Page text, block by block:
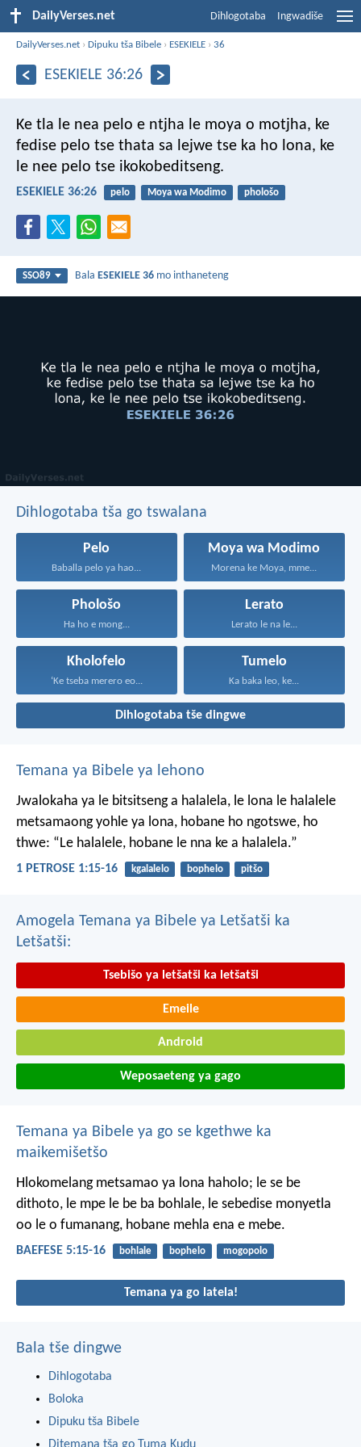
DailyVerses.net Dihlogotaba Ingwadiše
DailyVerses.net ›Dipuku tša Bibele › ESEKIELE ›36
ESEKIELE 36:26
Ke tla le nea pelo e ntjha le moya o motjha, ke
fedise pelo tse thata sa lejwe tse ka ho lona, ke
le nee pelo tse ikokobeditseng.
ESEKIELE 36:26 pelo Moya wa Modimo phološo
SSO89 BalaESEKIELE 36 mo inthaneteng
Dihlogotaba tša go tswalana
Pelo
Baballa pelo ya hao...
Moya wa Modimo
Morena ke Moya, mme...
Phološo
Ha ho e mong...
Lerato
Lerato le na le...
Kholofelo
‘Ke tseba merero eo...
Tumelo
Ka baka leo, ke...
Dihlogotaba tše dingwe
Temana ya Bibele ya lehono
Jwalokaha ya le bitsitseng a halalela, le lona le halalele
metsamaong yohle ya lona, hobane ho ngotswe, ho
thwe: “Le halalele, hobane le nna ke a halalela.”
1 PETROSE 1:15-16 kgalalelo bophelo pitšo
Amogela Temana ya Bibele ya Letšatši ka
Letšatši:
Tsebišo ya letšatši ka letšatši
Emeile
Android
Weposaeteng ya gago
Temana ya Bibele ya go se kgethwe ka
maikemišetšo
Hlokomelang metsamao ya lona haholo; le se be
dithoto, le mpe le be ba bohlale, le sebedise monyetla
oo le o fumanang, hobane mehla ena e mebe.
BAEFESE 5:15-16 bohlale bophelo mogopolo
Temana ya go latela!
Bala tše dingwe
Dihlogotaba
Boloka
Dipuku tša Bibele